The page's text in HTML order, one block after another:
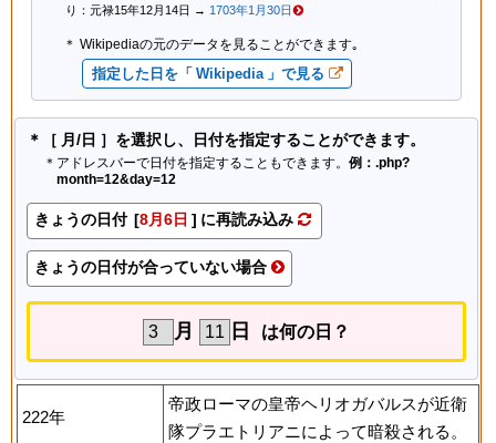
り：元禄15年12月14日 → 1703年1月30日
Wikipediaの元のデータを見ることができます｡
指定した日を「 Wikipedia 」で見る
＊［ 月/日 ］を選択し、日付を指定することができます。
＊アドレスバーで日付を指定することもできます。 例：.php?
month=12&day=12
きょうの日付 [8月6日 ] に再読み込み
きょうの日付が合っていない場合
月 日 は何の日？
222年
帝政ローマの皇帝ヘリオガバルスが近衛
隊プラエトリアニによって暗殺される。